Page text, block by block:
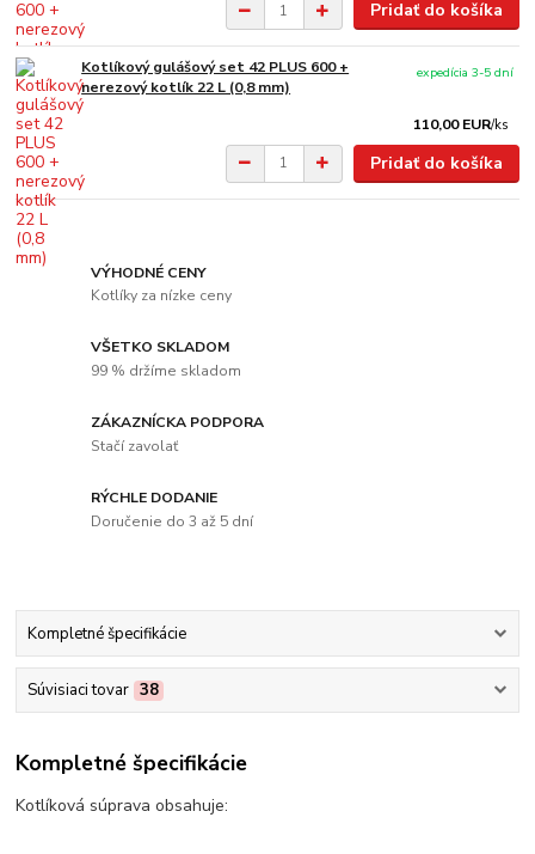
Pridať do košíka
Kotlíkový gulášový set 42 PLUS 600 +
nerezový kotlík 22 L (0,8 mm)
110,00 EUR/ks
expedícia 3-5 dní
Pridať do košíka
VÝHODNÉ CENY
Kotlíky za nízke ceny
VŠETKO SKLADOM
99 % držíme skladom
ZÁKAZNÍCKA PODPORA
Stačí zavolať
RÝCHLE DODANIE
Doručenie do 3 až 5 dní
Kompletné špecifikácie
Súvisiaci tovar 38
Kompletné špecifikácie
Kotlíková súprava obsahuje: